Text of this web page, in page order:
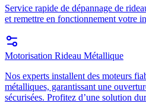
Service rapide de dépannage de
et remettre en fonctionnement votre
Motorisation Rideau Métallique
Nos experts installent des moteurs
métalliques, garantissant une
sécurisées. Profitez d’une solution